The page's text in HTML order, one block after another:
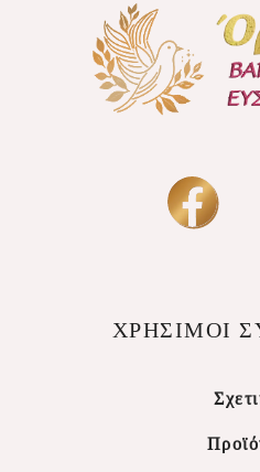
ΧΡΗΣΙΜΟΙ